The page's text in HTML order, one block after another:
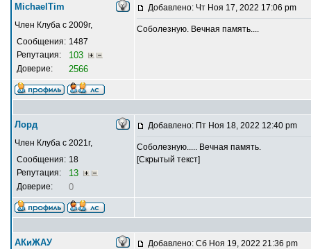
MichaelTim
Член Клуба с 2009г,
Сообщения: 1487
Репутация:
103
Доверие: 2566
Добавлено: Чт Ноя 17, 2022 17:06 pm
Соболезную. Вечная память....
Лорд
Член Клуба с 2021г,
Сообщения: 18
Репутация:
13
Доверие: 0
Добавлено: Пт Ноя 18, 2022 12:40 pm
Соболезную..... Вечная память.
[Скрытый текст]
АКиЖАУ Добавлено: Сб Ноя 19, 2022 21:36 pm